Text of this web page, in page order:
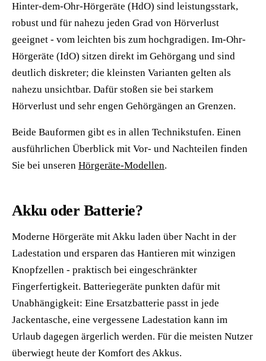
Hinter-dem-Ohr-Hörgeräte (HdO) sind leistungsstark,
robust und für nahezu jeden Grad von Hörverlust
geeignet - vom leichten bis zum hochgradigen. Im-Ohr-
Hörgeräte (IdO) sitzen direkt im Gehörgang und sind
deutlich diskreter; die kleinsten Varianten gelten als
nahezu unsichtbar. Dafür stoßen sie bei starkem
Hörverlust und sehr engen Gehörgängen an Grenzen.
Beide Bauformen gibt es in allen Technikstufen. Einen
ausführlichen Überblick mit Vor- und Nachteilen finden
Sie bei unseren Hörgeräte-Modellen.
Akku oder Batterie?
Moderne Hörgeräte mit Akku laden über Nacht in der
Ladestation und ersparen das Hantieren mit winzigen
Knopfzellen - praktisch bei eingeschränkter
Fingerfertigkeit. Batteriegeräte punkten dafür mit
Unabhängigkeit: Eine Ersatzbatterie passt in jede
Jackentasche, eine vergessene Ladestation kann im
Urlaub dagegen ärgerlich werden. Für die meisten Nutzer
überwiegt heute der Komfort des Akkus.